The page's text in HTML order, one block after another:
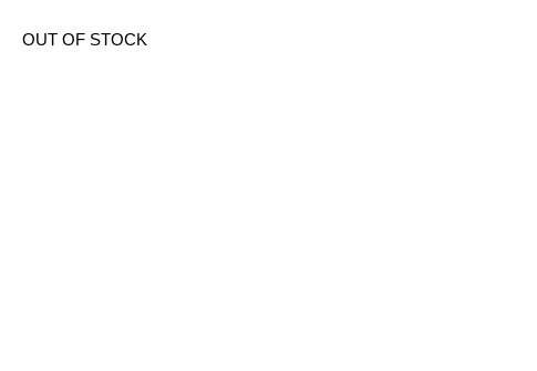
OUT OF STOCK